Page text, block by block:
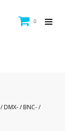
0
DMX- / BNC- /